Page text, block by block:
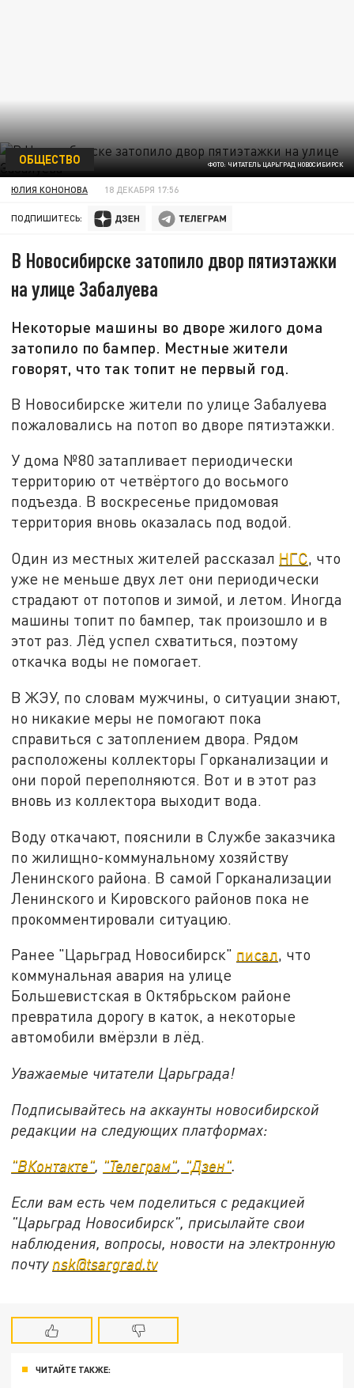
ФОТО: ЧИТАТЕЛЬ ЦАРЬГРАД НОВОСИБИРСК
ОБЩЕСТВО
ЮЛИЯ КОНОНОВА 18 ДЕКАБРЯ 17:56
ПОДПИШИТЕСЬ:
В Новосибирске затопило двор пятиэтажки
на улице Забалуева
Некоторые машины во дворе жилого дома
затопило по бампер. Местные жители
говорят, что так топит не первый год.
В Новосибирске жители по улице Забалуева
пожаловались на потоп во дворе пятиэтажки.
У дома №80 затапливает периодически
территорию от четвёртого до восьмого
подъезда. В воскресенье придомовая
территория вновь оказалась под водой.
Один из местных жителей рассказал НГС, что
уже не меньше двух лет они периодически
страдают от потопов и зимой, и летом. Иногда
машины топит по бампер, так произошло и в
этот раз. Лёд успел схватиться, поэтому
откачка воды не помогает.
В ЖЭУ, по словам мужчины, о ситуации знают,
но никакие меры не помогают пока
справиться с затоплением двора. Рядом
расположены коллекторы Горканализации и
они порой переполняются. Вот и в этот раз
вновь из коллектора выходит вода.
Воду откачают, пояснили в Службе заказчика
по жилищно-коммунальному хозяйству
Ленинского района. В самой Горканализации
Ленинского и Кировского районов пока не
прокомментировали ситуацию.
Ранее "Царьград Новосибирск" писал, что
коммунальная авария на улице
Большевистская в Октябрьском районе
превратила дорогу в каток, а некоторые
автомобили вмёрзли в лёд.
Уважаемые читатели Царьграда!
Подписывайтесь на аккаунты новосибирской
редакции на следующих платформах:
"ВКонтакте", "Телеграм", "Дзен".
Если вам есть чем поделиться с редакцией
"Царьград Новосибирск", присылайте свои
наблюдения, вопросы, новости на электронную
почту nsk@tsargrad.tv
ЧИТАЙТЕ ТАКЖЕ: